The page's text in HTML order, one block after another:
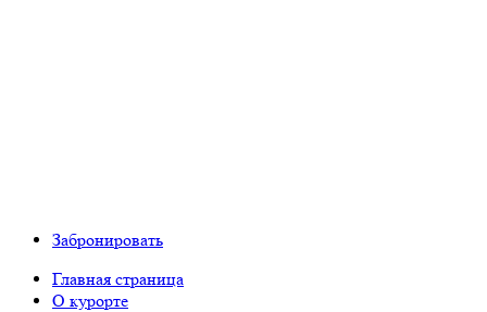
Забронировать
Главная страница
О курорте